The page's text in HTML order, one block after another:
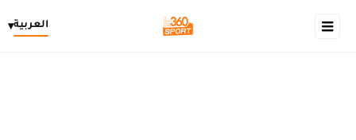
العربية▾